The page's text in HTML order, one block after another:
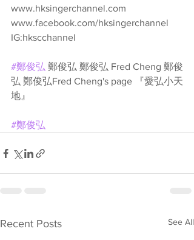
www.hksingerchannel.com
www.facebook.com/hksingerchannel
IG:hkscchannel
#鄭俊弘 鄭俊弘 鄭俊弘 Fred Cheng 鄭俊
弘 鄭俊弘Fred Cheng's page 『愛弘小天
地』
#鄭俊弘
Recent Posts See All